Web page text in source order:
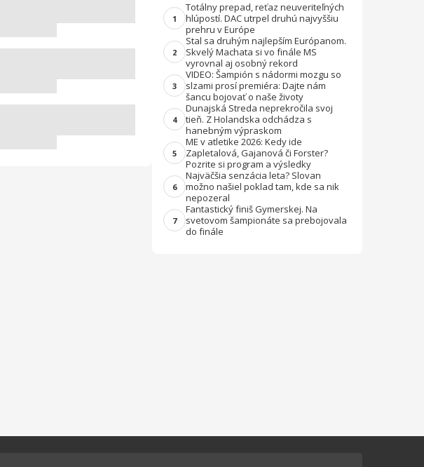
1
Totálny prepad, reťaz neuveriteľných
hlúpostí. DAC utrpel druhú najvyššiu
prehru v Európe
2
Stal sa druhým najlepším Európanom.
Skvelý Machata si vo finále MS
vyrovnal aj osobný rekord
3
VIDEO: Šampión s nádormi mozgu so
slzami prosí premiéra: Dajte nám
šancu bojovať o naše životy
4
Dunajská Streda neprekročila svoj
tieň. Z Holandska odchádza s
hanebným výpraskom
5
ME v atletike 2026: Kedy ide
Zapletalová, Gajanová či Forster?
Pozrite si program a výsledky
6
Najväčšia senzácia leta? Slovan
možno našiel poklad tam, kde sa nik
nepozeral
7
Fantastický finiš Gymerskej. Na
svetovom šampionáte sa prebojovala
do finále